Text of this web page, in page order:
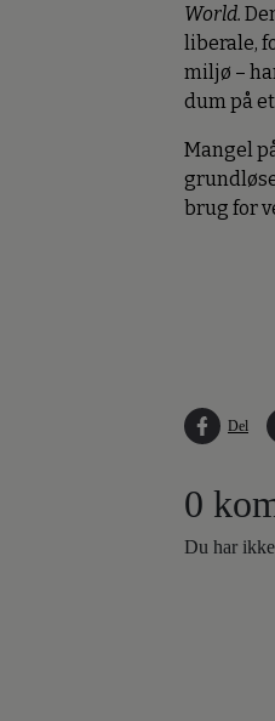
World.
liberale,
miljø –
dum på
Mangel
brug for
Del
0
Du har